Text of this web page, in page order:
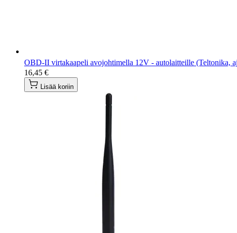
OBD-II virtakaapeli avojohtimella 12V - autolaitteille (Teltonika,
16,45 €
Lisää koriin